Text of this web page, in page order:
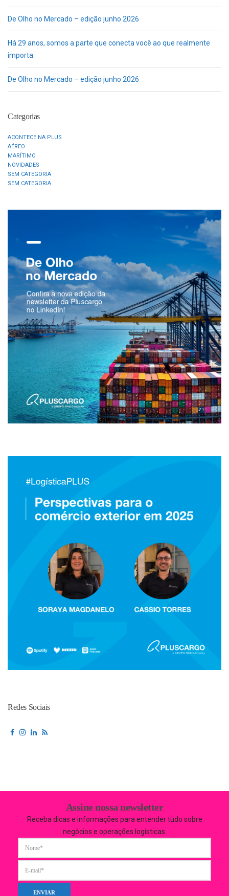
De Olho no Mercado – edição junho 2026
Há 29 anos, somos a parte que conecta você ao que realmente
importa.
De Olho no Mercado – edição junho 2026
Categorias
ACONTECE NA PLUS
AÉREO
MARÍTIMO
NOVIDADES
SEM CATEGORIA
SEM CATEGORIA
Redes Sociais
Assine nossa newsletter
Receba dicas e informações para entender tudo sobre
negócios e operações logísticas.